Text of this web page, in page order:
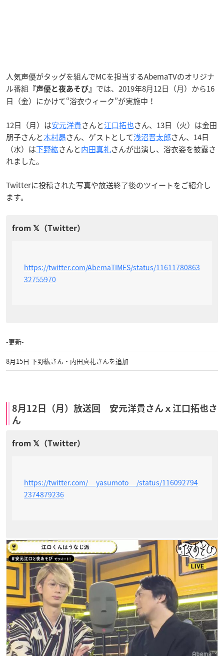
人気声優がタッグを組んでMCを担当するAbemaTVのオリジナ
ル番組 『声優と夜あそび』 では、2019年8月12日（月）から16
日（金）にかけて“浴衣ウィーク”が実施中！
12日（月）は安元洋貴さんと江口拓也さん、13日（火）は金田
朋子さんと木村昴さん、ゲストとして浅沼晋太郎さん、14日
（水）は下野紘さんと内田真礼さんが出演し、浴衣姿を披露さ
れました。
Twitterに投稿された写真や放送終了後のツイートをご紹介し
ます。
https://twitter.com/AbemaTIMES/status/11611780863
32755970
-更新-
8月15日 下野紘さん・内田真礼さんを追加
8月12日（月）放送回 安元洋貴さんｘ江口拓也さ
ん
https://twitter.com/__yasumoto__/status/116092794
2374879236